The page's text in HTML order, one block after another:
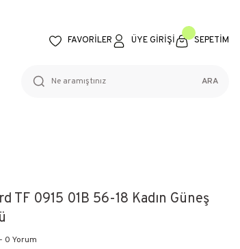
FAVORİLER ÜYE GİRİŞİ SEPETİM
ARA
TF 0915 01B 56-18 Kadın Güneş
0 Yorum